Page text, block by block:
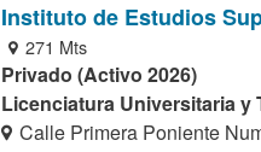
Instituto de Estudios
271 Mts
Privado (Activo 2026)
Licenciatura Universitaria
Calle Primera Poniente